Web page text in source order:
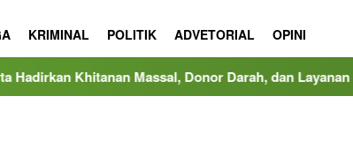
KRIMINAL POLITIK ADVETORIAL OPINI
Massal, Donor Darah, dan Layanan Kesehatan Gratis